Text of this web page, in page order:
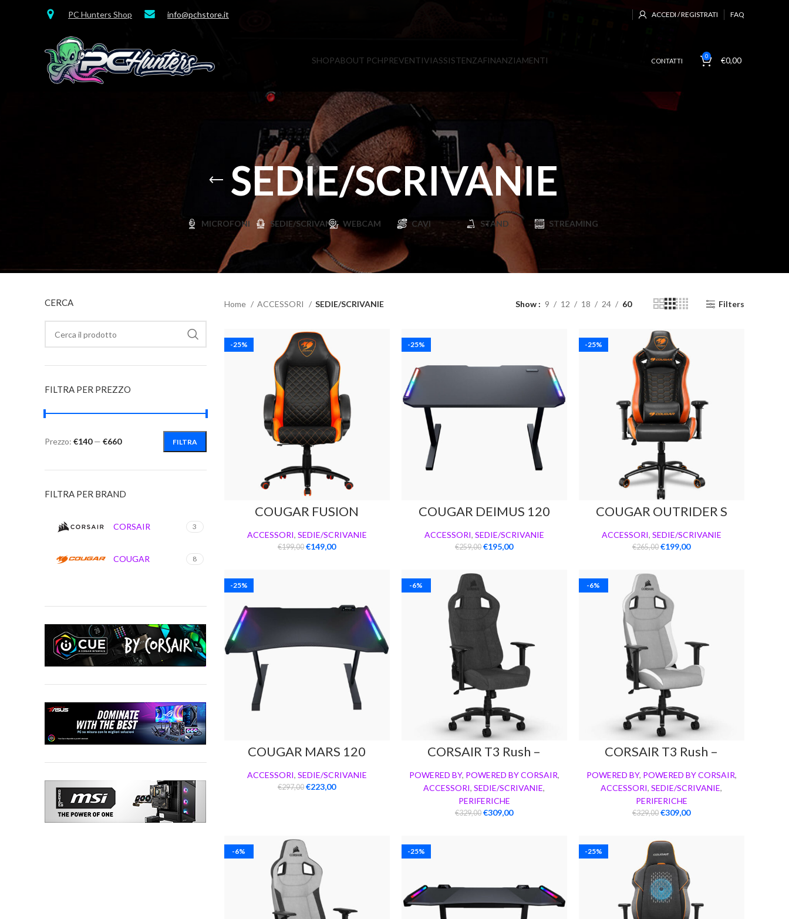
PC Hunters Shop info@pchstore.it ACCEDI / REGISTRATI FAQ
SHOPABOUT PCHPREVENTIVIASSISTENZAFINANZIAMENTI CONTATTI
0 €0,00
SEDIE/SCRIVANIE
MICROFONI SEDIE/SCRIVANIE WEBCAM CAVI STAND STREAMING
CERCA
FILTRA PER PREZZO
FILTRA
Prezzo: €140— €660
FILTRA PER BRAND
CORSAIR 3
COUGAR 8
Home ACCESSORI SEDIE/SCRIVANIE Show 9 12 18 24 60 Filters
-25%
COUGAR FUSION
ACCESSORI, SEDIE/SCRIVANIE
€199,00 €149,00
-25%
COUGAR DEIMUS 120
ACCESSORI, SEDIE/SCRIVANIE
€259,00 €195,00
-25%
COUGAR OUTRIDER S
ACCESSORI, SEDIE/SCRIVANIE
€265,00 €199,00
-25%
COUGAR MARS 120
ACCESSORI, SEDIE/SCRIVANIE
€297,00 €223,00
-6%
CORSAIR T3 Rush –
Antracite
POWERED BY, POWERED BY CORSAIR,
ACCESSORI,SEDIE/SCRIVANIE,
PERIFERICHE
€329,00 €309,00
-6%
CORSAIR T3 Rush –
Bianco/Grigio
POWERED BY, POWERED BY CORSAIR,
ACCESSORI,SEDIE/SCRIVANIE,
PERIFERICHE
€329,00 €309,00
-6% -25% -25%